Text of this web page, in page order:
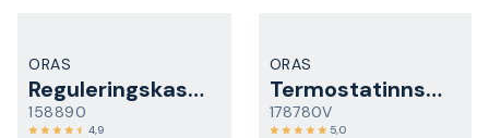
ORAS
Reguleringskassett
158890
4,9
ORAS
Termostatinnsats
178780V
5,0